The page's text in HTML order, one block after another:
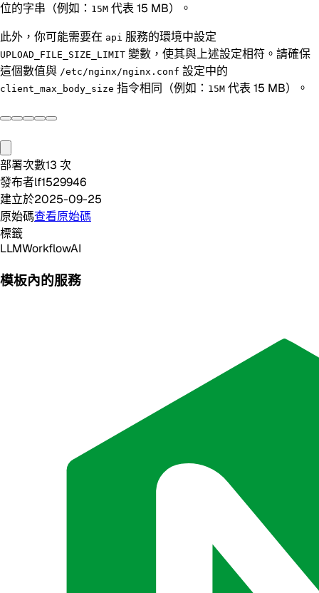
位的字串（例如： 15M 代表 15 MB）。
此外，你可能需要在 api 服務的環境中設定
UPLOAD_FILE_SIZE_LIMIT 變數，使其與上述設定相符。請確保
這個數值與 /etc/nginx/nginx.conf 設定中的
client_max_body_size 指令相同（例如： 15M 代表 15 MB）。
部署次數13 次
發布者lf1529946
建立於2025-09-25
原始碼查看原始碼
標籤
LLMWorkflowAI
模板內的服務